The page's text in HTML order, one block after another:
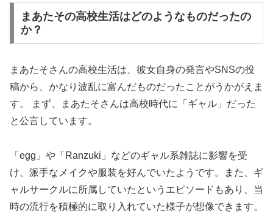
まあたその高校生活はどのようなものだったの
か？
まあたそさんの高校生活は、彼女自身の発言やSNSの投
稿から、かなり波乱に富んだものだったことがうかがえま
す。 まず、まあたそさんは高校時代に「ギャル」だった
と公言しています。
「egg」や「Ranzuki」などのギャル系雑誌に影響を受
け、派手なメイクや服装を好んでいたようです。また、ギ
ャルサークルに所属していたというエピソードもあり、当
時の流行を積極的に取り入れていた様子が想像できます。